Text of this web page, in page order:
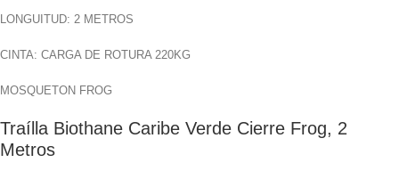
LONGUITUD: 2 METROS
CINTA: CARGA DE ROTURA 220KG
MOSQUETON FROG
Traílla Biothane Caribe Verde Cierre Frog, 2
Metros